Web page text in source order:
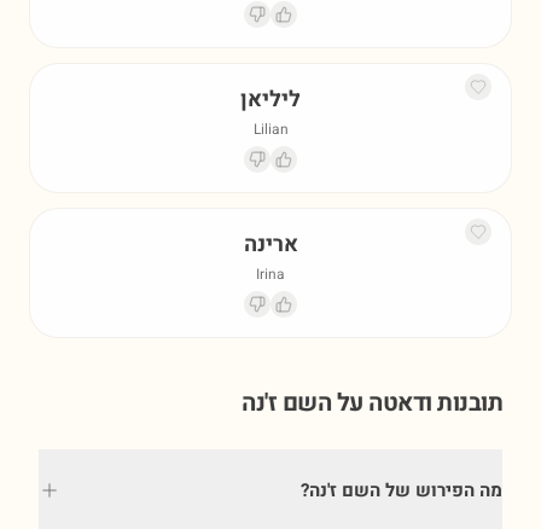
ליליאן
Lilian
ארינה
Irina
תובנות ודאטה על השם ז'נה
מה הפירוש של השם ז'נה?